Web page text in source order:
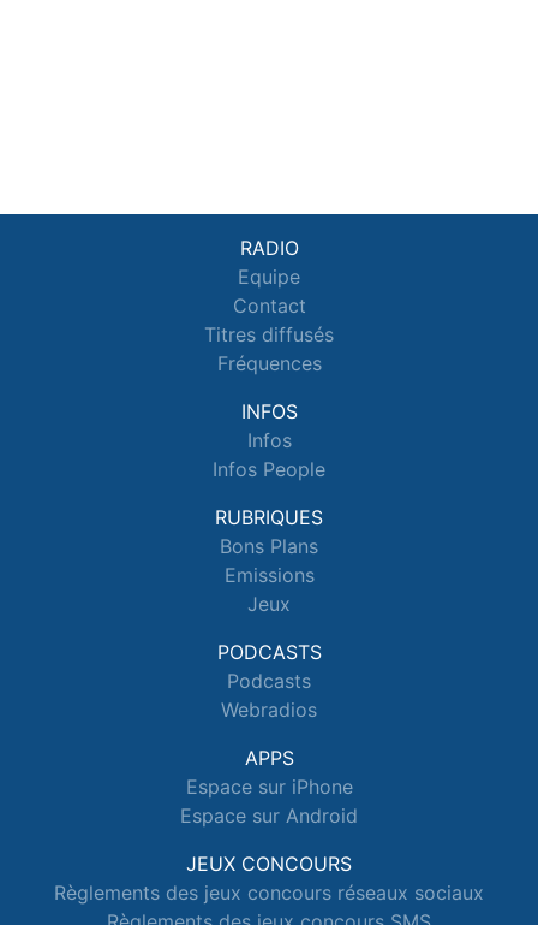
RADIO
Equipe
Contact
Titres diffusés
Fréquences
INFOS
Infos
Infos People
RUBRIQUES
Bons Plans
Emissions
Jeux
PODCASTS
Podcasts
Webradios
APPS
Espace sur iPhone
Espace sur Android
JEUX CONCOURS
Règlements des jeux concours réseaux sociaux